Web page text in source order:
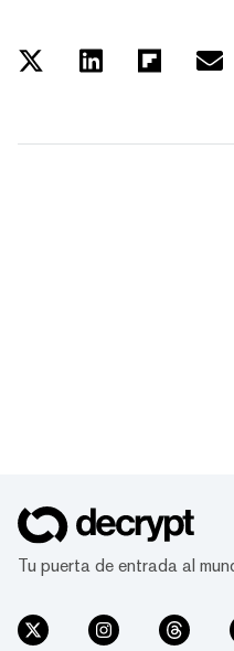
Tu puerta de entrada al